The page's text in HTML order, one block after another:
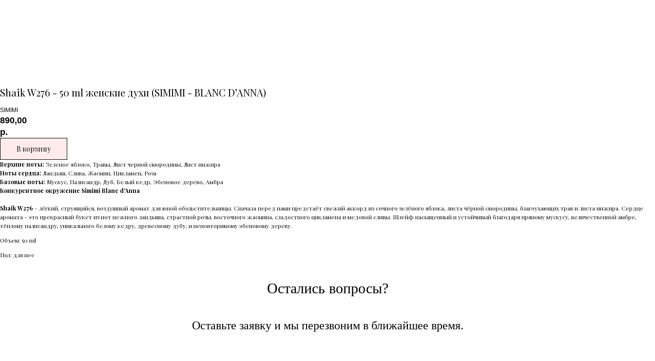
Shaik W276 - 50 ml женские духи (SIMIMI - BLANC D’ANNA)
SIMIMI
890,00
р.
В корзину
Верхние ноты: Зеленое яблоко, Травы, Лист черной смородины, Лист инжира
Ноты сердца: Ландыш, Слива, Жасмин, Цикламен, Роза
Базовые ноты: Мускус, Палисандр, Дуб, Белый кедр, Эбеновое дерево, Амбра
Конкурентное окружение Simimi Blanc d'Anna
Shaik W276– лёгкий, струящийся, воздушный аромат для юной обольстительницы. Сначала перед нами предстаёт свежий аккорд из сочного зелёного яблока, листа чёрной смородины, благоухающих трав и листа инжира. Сердце
аромата - это прекрасный букет из нот нежного ландыша, страстной розы, восточного жасмина, сладостного цикламена и медовой сливы. Шлейф насыщенный и устойчивый благодаря пряному мускусу, величественной амбре,
тёплому палисандру, уникального белому кедру, древесному дубу, и неповторимому эбеновому дереву.
Объем: 50 ml
Пол: для нее
Остались вопросы?
Оставьте заявку и мы перезвоним в ближайшее время.